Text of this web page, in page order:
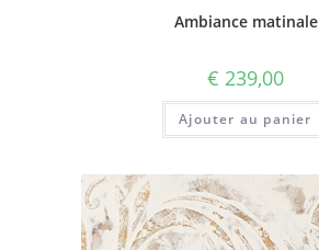
Ambiance matinale
€ 239,00
Ajouter au panier